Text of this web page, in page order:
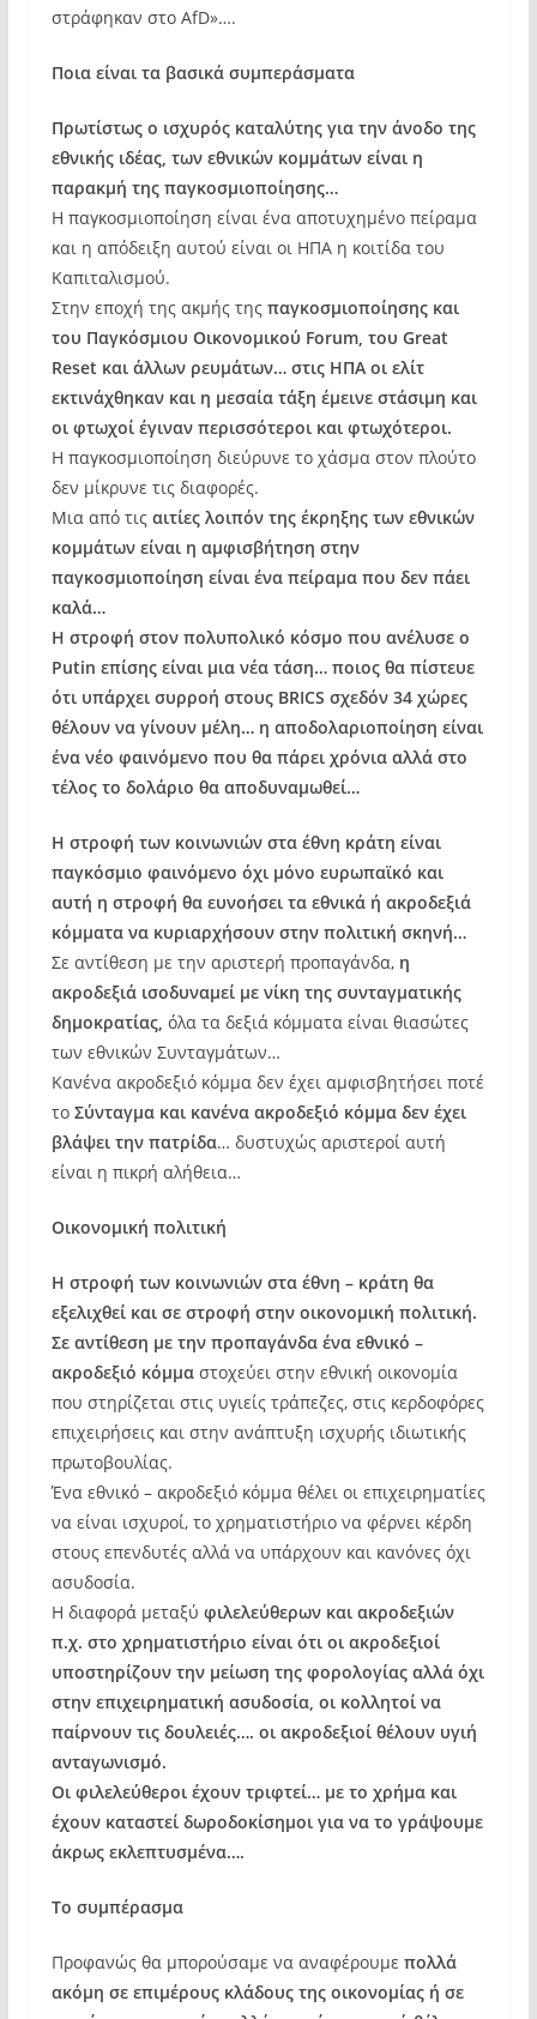
στράφηκαν στο AfD»….
Ποια είναι τα βασικά συμπεράσματα
Πρωτίστως ο ισχυρός καταλύτης για την άνοδο της
εθνικής ιδέας, των εθνικών κομμάτων είναι η
παρακμή της παγκοσμιοποίησης…
Η παγκοσμιοποίηση είναι ένα αποτυχημένο πείραμα
και η απόδειξη αυτού είναι οι ΗΠΑ η κοιτίδα του
Καπιταλισμού.
Στην εποχή της ακμής της παγκοσμιοποίησης και
του Παγκόσμιου Οικονομικού Forum, του Great
Reset και άλλων ρευμάτων… στις ΗΠΑ οι ελίτ
εκτινάχθηκαν και η μεσαία τάξη έμεινε στάσιμη και
οι φτωχοί έγιναν περισσότεροι και φτωχότεροι.
Η παγκοσμιοποίηση διεύρυνε το χάσμα στον πλούτο
δεν μίκρυνε τις διαφορές.
Μια από τις αιτίες λοιπόν της έκρηξης των εθνικών
κομμάτων είναι η αμφισβήτηση στην
παγκοσμιοποίηση είναι ένα πείραμα που δεν πάει
καλά…
Η στροφή στον πολυπολικό κόσμο που ανέλυσε ο
Putin επίσης είναι μια νέα τάση… ποιος θα πίστευε
ότι υπάρχει συρροή στους BRICS σχεδόν 34 χώρες
θέλουν να γίνουν μέλη… η αποδολαριοποίηση είναι
ένα νέο φαινόμενο που θα πάρει χρόνια αλλά στο
τέλος το δολάριο θα αποδυναμωθεί…
Η στροφή των κοινωνιών στα έθνη κράτη είναι
παγκόσμιο φαινόμενο όχι μόνο ευρωπαϊκό και
αυτή η στροφή θα ευνοήσει τα εθνικά ή ακροδεξιά
κόμματα να κυριαρχήσουν στην πολιτική σκηνή…
Σε αντίθεση με την αριστερή προπαγάνδα, η
ακροδεξιά ισοδυναμεί με νίκη της συνταγματικής
δημοκρατίας, όλα τα δεξιά κόμματα είναι θιασώτες
των εθνικών Συνταγμάτων…
Κανένα ακροδεξιό κόμμα δεν έχει αμφισβητήσει ποτέ
το Σύνταγμα και κανένα ακροδεξιό κόμμα δεν έχει
βλάψει την πατρίδα… δυστυχώς αριστεροί αυτή
είναι η πικρή αλήθεια…
Οικονομική πολιτική
Η στροφή των κοινωνιών στα έθνη – κράτη θα
εξελιχθεί και σε στροφή στην οικονομική πολιτική.
Σε αντίθεση με την προπαγάνδα ένα εθνικό –
ακροδεξιό κόμμαστοχεύει στην εθνική οικονομία
που στηρίζεται στις υγιείς τράπεζες, στις κερδοφόρες
επιχειρήσεις και στην ανάπτυξη ισχυρής ιδιωτικής
πρωτοβουλίας.
Ένα εθνικό – ακροδεξιό κόμμα θέλει οι επιχειρηματίες
να είναι ισχυροί, το χρηματιστήριο να φέρνει κέρδη
στους επενδυτές αλλά να υπάρχουν και κανόνες όχι
ασυδοσία.
Η διαφορά μεταξύ φιλελεύθερων και ακροδεξιών
π.χ. στο χρηματιστήριο είναι ότι οι ακροδεξιοί
υποστηρίζουν την μείωση της φορολογίας αλλά όχι
στην επιχειρηματική ασυδοσία, οι κολλητοί να
παίρνουν τις δουλειές…. οι ακροδεξιοί θέλουν υγιή
ανταγωνισμό.
Οι φιλελεύθεροι έχουν τριφτεί… με το χρήμα και
έχουν καταστεί δωροδοκίσημοι για να το γράψουμε
άκρως εκλεπτυσμένα….
Το συμπέρασμα
Προφανώς θα μπορούσαμε να αναφέρουμε πολλά
ακόμη σε επιμέρους κλάδους της οικονομίας ή σε